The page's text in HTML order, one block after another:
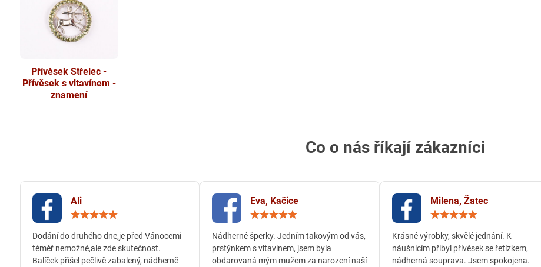
Přívěsek Střelec -
Přívěsek s vltavínem -
znamení
Co o nás říkají zákazníci
Ali
/
5
Dodání do druhého dne,je před Vánocemi
téměř nemožné,ale zde skutečnost.
Balíček přišel pečlivě zabalený, nádherně
Eva, Kačice
/
5
Nádherné šperky. Jedním takovým od vás,
prstýnkem s vltavinem, jsem byla
obdarovaná mým mužem za narození naší
Milena, Žatec
/
5
Krásné výrobky, skvělé jednání. K
náušnicím přibyl přívěsek se řetízkem,
nádherná souprava. Jsem spokojena.